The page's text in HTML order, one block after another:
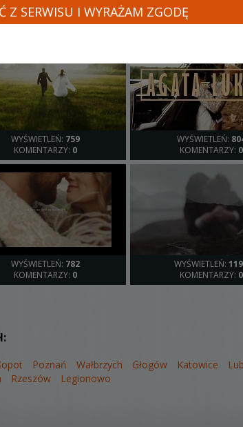
FILMY TEGO KAMERZYSTY
WYŚWIETLEŃ: 759
KOMENTARZY: 0
WYŚWIETLEŃ:
KOMENTARZY: 0
WYŚWIETLEŃ: 782
KOMENTARZY: 0
WYŚWIETLEŃ:
KOMENTARZY: 0
Poznań Wałbrzych Głogów Katowice
Rzeszów Legionowo
Z SERWISU I WYRAŻAM ZGODĘ